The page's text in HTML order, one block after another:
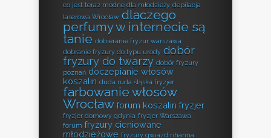
co jest teraz modne dla młodzieży depilacja
laserowa Wrocław dlaczego
perfumy w internecie są
tanie dobieranie fryzur warszawa
dobranie fryzury do typu urody dobór
fryzury do twarzy dobór fryzury
poznań doczepianie włosów
koszalin duda ruda śląska fryzjer
farbowanie włosów
Wrocław forum koszalin fryzjer
fryzjer domowy gdynia fryzjer Warszawa
forum fryzury cieniowane
młodzieżowe fryzury gwiazd rihanna